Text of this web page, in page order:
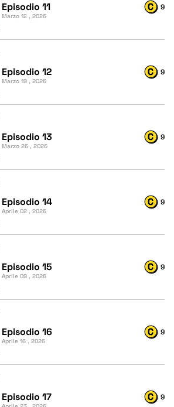
Episodio 11
Marzo 12 , 2026
9
Episodio 12
Marzo 19 , 2026
9
Episodio 13
Marzo 26 , 2026
9
Episodio 14
Aprile 02 , 2026
9
Episodio 15
Aprile 09 , 2026
9
Episodio 16
Aprile 16 , 2026
9
Episodio 17 9